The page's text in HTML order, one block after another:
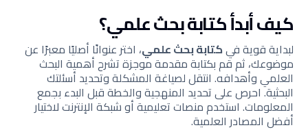
كيف أبدأ كتابة بحث علمي؟
لبداية قوية في كتابة بحث علمي، اختر عنوانًا أصليًا معبرًا عن
موضوعك، ثم قم بكتابة مقدمة موجزة تشرح أهمية البحث
العلمي وأهدافه. انتقل لصياغة المشكلة وتحديد أسئلتك
البحثية. احرص على تحديد المنهجية والخطة قبل البدء بجمع
المعلومات. استخدم منصات تعليمية أو شبكة الإنترنت لاختيار
أفضل المصادر العلمية.